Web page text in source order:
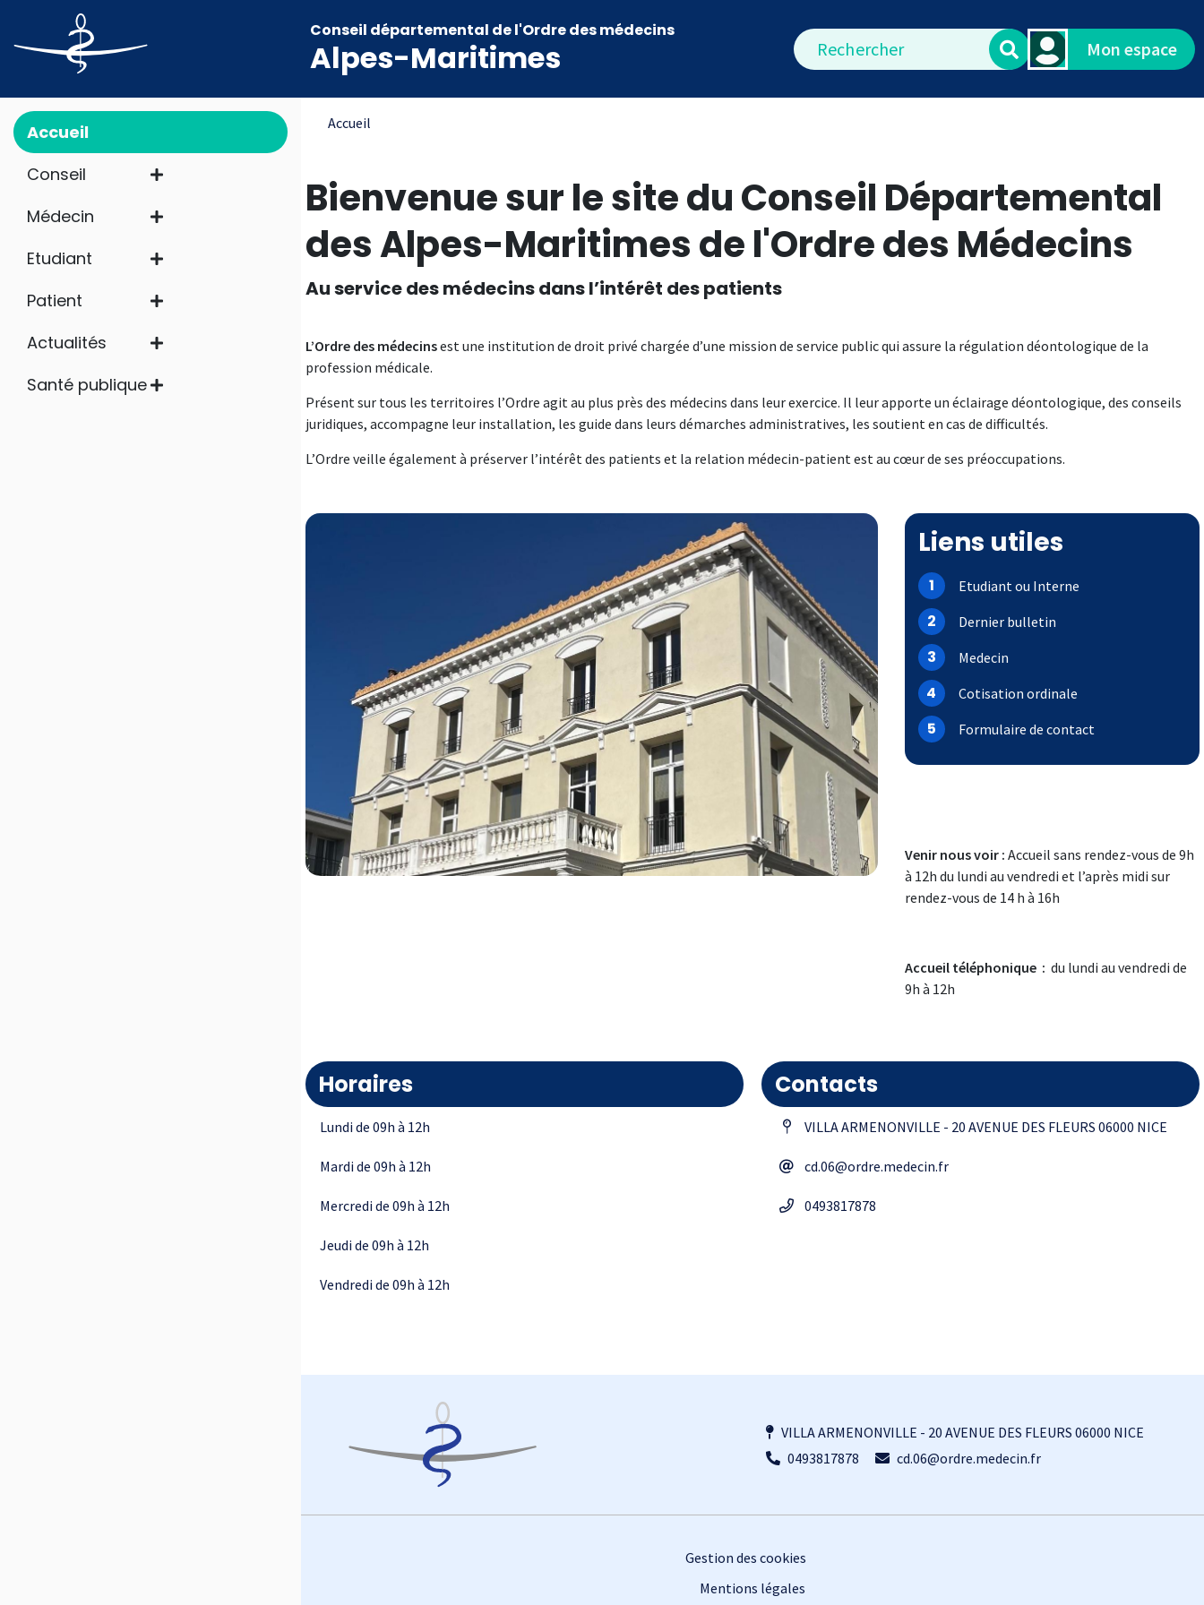
Aller au contenu principal
Conseil départemental de l'Ordre des médecins
Alpes-Maritimes Rechercher Mon espace
Main navigation
Accueil
Conseil
Médecin
Etudiant
Patient
Actualités
Santé publique
Fil d'Ariane
Accueil
Bienvenue sur le site du Conseil Départemental
des Alpes-Maritimes de l'Ordre des Médecins
Au service des médecins dans l’intérêt des patients
L’Ordre des médecinsest une institution de droit privé chargée d’une mission de service public qui assure la régulation déontologique de la
profession médicale.
Présent sur tous les territoires l’Ordre agit au plus près des médecins dans leur exercice. Il leur apporte un éclairage déontologique, des conseils
juridiques, accompagne leur installation, les guide dans leurs démarches administratives, les soutient en cas de difficultés.
L’Ordre veille également à préserver l’intérêt des patients et la relation médecin-patient est au cœur de ses préoccupations.
Liens utiles
1 Etudiant ou Interne
2 Dernier bulletin
3 Medecin
4 Cotisation ordinale
5 Formulaire de contact
Venir nous voir : Accueil sans rendez-vous de 9h
à 12h du lundi au vendredi et l’après midi sur
rendez-vous de 14 h à 16h
Accueil téléphonique : du lundi au vendredi de
9h à 12h
Horaires
Lundi de 09h à 12h
Mardi de 09h à 12h
Mercredi de 09h à 12h
Jeudi de 09h à 12h
Vendredi de 09h à 12h
Contacts
VILLA ARMENONVILLE - 20 AVENUE DES FLEURS 06000 NICE
cd.06@ordre.medecin.fr
0493817878
VILLA ARMENONVILLE - 20 AVENUE DES FLEURS 06000 NICE
0493817878
cd.06@ordre.medecin.fr
Gestion des cookies
Mentions légales
Panneau de gestion des cookies